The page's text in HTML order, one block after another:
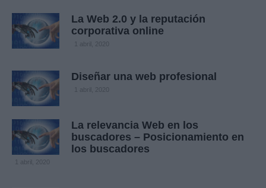
La Web 2.0 y la reputación
corporativa online
1 abril, 2020
Diseñar una web profesional
1 abril, 2020
La relevancia Web en los
buscadores – Posicionamiento en
los buscadores
1 abril, 2020